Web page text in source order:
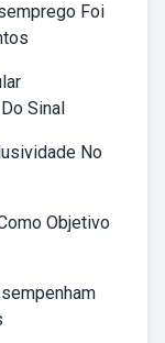
Foi
Sinal
No
Objetivo